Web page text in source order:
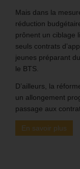
Mais dans la
réduction
prônent un ciblage
seuls contrats
jeunes préparant
le BTS.
D’ailleurs, la
un allongement
passage aux
En savoir plus